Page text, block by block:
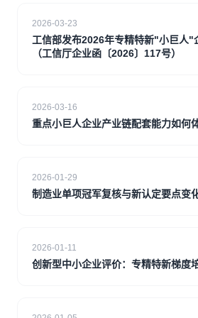
2026-03-23
工信部发布2026年专精特新"小巨人"
（工信厅企业函〔2026〕117号）
2026-03-16
重点小巨人企业产业链配套能力如何
2026-01-29
制造业单项冠军复核与新认定要点变
2026-01-11
创新型中小企业评价：专精特新梯度